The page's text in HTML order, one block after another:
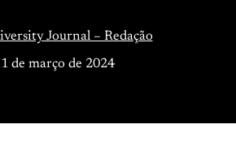
Journal – Redação
de março de 2024